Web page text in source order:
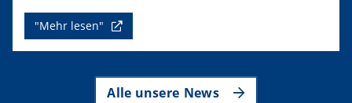
"Mehr lesen"
Alle unsere News